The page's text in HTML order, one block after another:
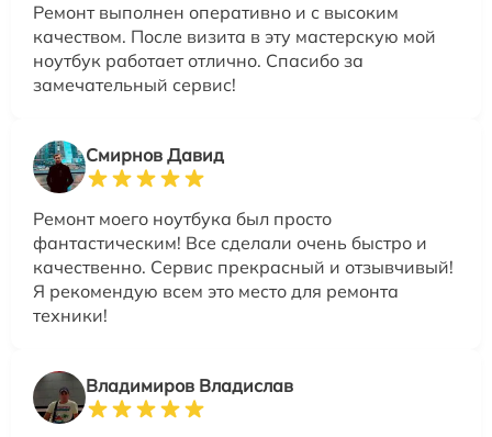
Ремонт выполнен оперативно и с высоким
качеством. После визита в эту мастерскую мой
ноутбук работает отлично. Спасибо за
замечательный сервис!
Смирнов Давид
Ремонт моего ноутбука был просто
фантастическим! Все сделали очень быстро и
качественно. Сервис прекрасный и отзывчивый!
Я рекомендую всем это место для ремонта
техники!
Владимиров Владислав